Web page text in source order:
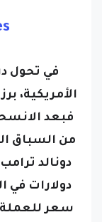
في تحول
الأمريكية،
فبعد
من السباق
دولارات في
سعر للعملة